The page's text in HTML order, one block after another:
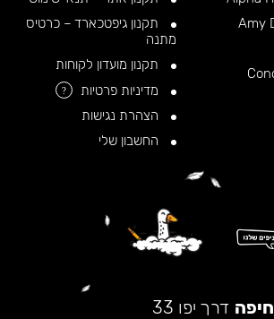
תקנון גיפטכארד – כרטיס
מתנה
תקנון מועדון לקוחות
מדיניות פרטיות
?
הצהרת נגישות
החשבון שלי
חיפה דרך יפו 33